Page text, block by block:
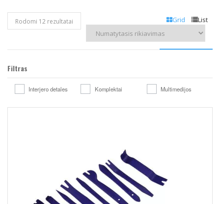
Grid List
Rodomi 12 rezultatai
Filtras
Interjero detales Komplektai Multimedijos